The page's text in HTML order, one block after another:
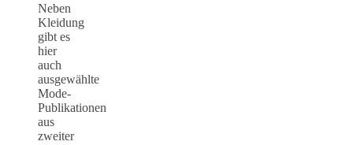
Neben
Kleidung
gibt es
hier
auch
ausgewählte
Mode-
Publikationen
aus
zweiter